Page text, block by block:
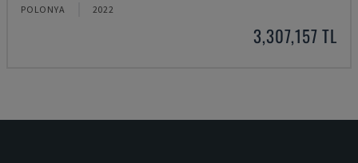
POLONYA 2022
3,307,157 TL